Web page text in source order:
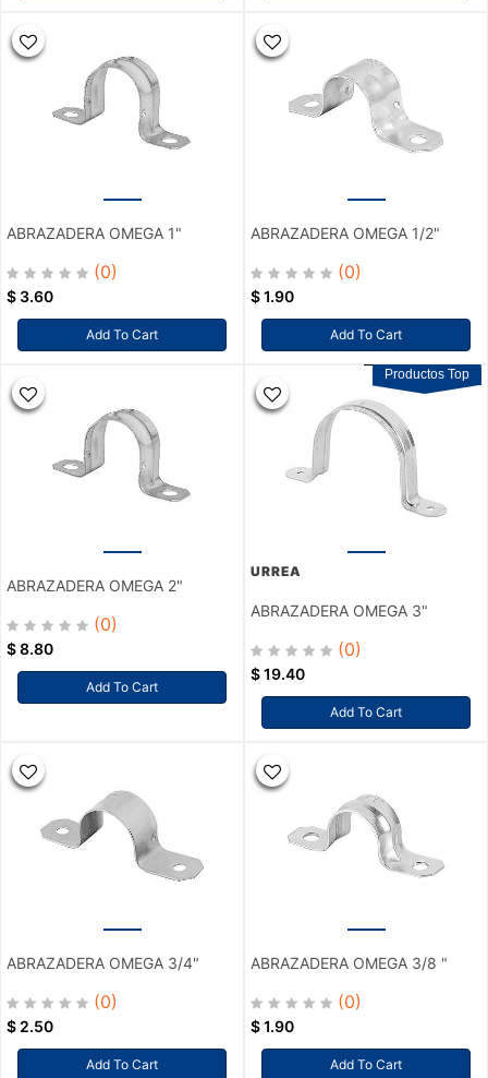
ABRAZADERA OMEGA 1"
(0)
$ 3.60
Add To Cart
ABRAZADERA OMEGA 1/2"
(0)
$1.90
Add To Cart
ABRAZADERA OMEGA 2"
(0)
$8.80
Add To Cart
Productos Top
URREA
ABRAZADERA OMEGA 3"
(0)
$19.40
Add To Cart
ABRAZADERA OMEGA 3/4"
(0)
$ 2.50
Add To Cart
ABRAZADERA OMEGA 3/8 "
(0)
$1.90
Add To Cart